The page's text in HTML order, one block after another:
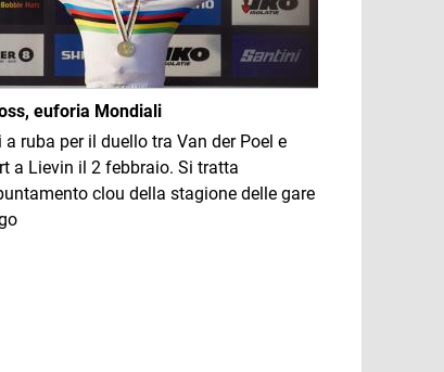
euforia Mondiali
a ruba per il duello tra Van der Poel e
a Lievin il 2 febbraio. Si tratta
clou della stagione delle gare